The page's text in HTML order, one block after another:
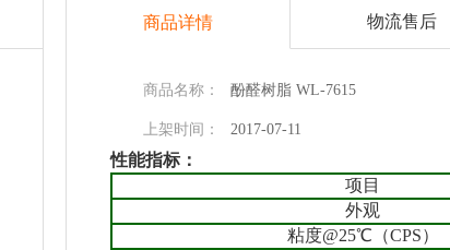
商品详情 物流售后
商品名称： 酚醛树脂 WL-7615
上架时间： 2017-07-11
性能指标：
项目
外观
粘度@25℃（CPS）